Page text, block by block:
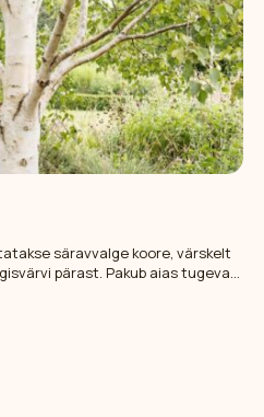
säravvalge koore, värskelt
pärast. Pakub aias tugevat